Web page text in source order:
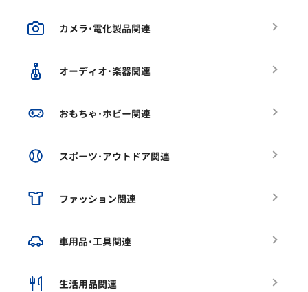
カメラ･電化製品関連
オーディオ･楽器関連
おもちゃ･ホビー関連
スポーツ･アウトドア関連
ファッション関連
車用品･工具関連
生活用品関連